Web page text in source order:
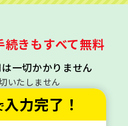
きもすべて無料
一切かかりません
いたしません
入力完了！